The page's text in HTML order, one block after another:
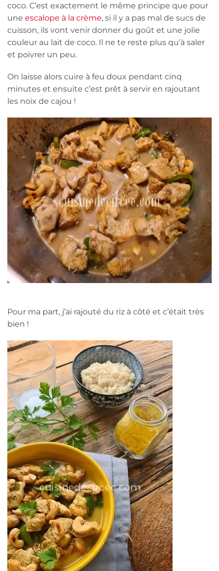
coco. C’est exactement le même principe que pour
une escalope à la crème, si il y a pas mal de sucs de
cuisson, ils vont venir donner du goût et une jolie
couleur au lait de coco. Il ne te reste plus qu’à saler
et poivrer un peu.
On laisse alors cuire à feu doux pendant cinq
minutes et ensuite c’est prêt à servir en rajoutant
les noix de cajou !
Pour ma part, j’ai rajouté du riz à côté et c’était très
bien !